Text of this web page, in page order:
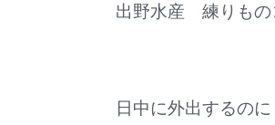
出野水産 練りもの
日中に外出するのに